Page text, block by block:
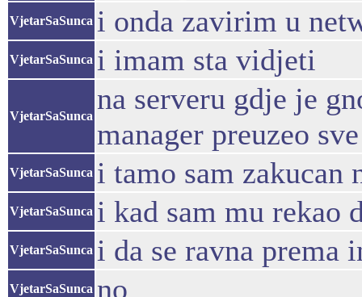
VjetarSaSunca i onda zavirim u
VjetarSaSunca i imam sta vidjeti
VjetarSaSunca
na serveru gdje je
manager preuzeo sve
VjetarSaSunca i tamo sam zakucan
VjetarSaSunca i kad sam mu rekao
VjetarSaSunca i da se ravna prema
VjetarSaSunca no